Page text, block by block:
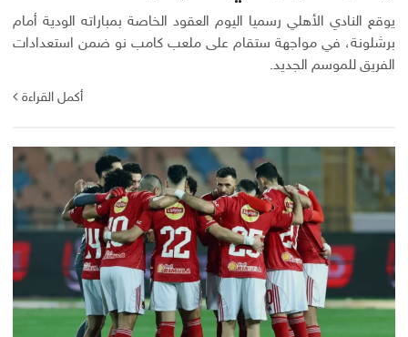
يوقع النادي الأهلي رسميا اليوم العقود الخاصة بمباراته الودية أمام
برشلونة، في مواجهة ستقام على ملعب كامب نو ضمن استعدادات
الفريق للموسم الجديد.
أكمل القراءة